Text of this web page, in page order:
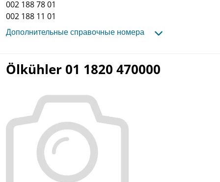
002 188 78 01
002 188 11 01
Дополнительные справочные номера
Ölkühler 01 1820 470000